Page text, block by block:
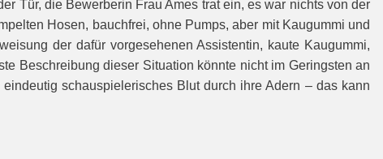
Tür, die Bewerberin Frau Ames trat ein, es war nichts von der
Hosen, bauchfrei, ohne Pumps, aber mit Kaugummi und
der dafür vorgesehenen Assistentin, kaute Kaugummi,
Beschreibung dieser Situation könnte nicht im Geringsten an
schau­spielerisches Blut durch ihre Adern – das kann